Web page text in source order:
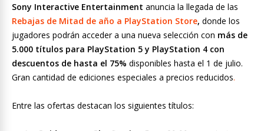
Sony Interactive Entertainment anuncia la llegada de las
Rebajas de Mitad de año a PlayStation Store, donde los
jugadores podrán acceder a una nueva selección con más de
5.000 títulos para PlayStation 5 y PlayStation 4 con
descuentos de hasta el 75% disponibles hasta el 1 de julio.
Gran cantidad de ediciones especiales a precios reducidos.
Entre las ofertas destacan los siguientes títulos: